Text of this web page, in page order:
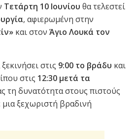
Τετάρτη 10 Ιουνίου θα τελεστεί
, αφιερωμένη στην
και στον Άγιο Λουκά τον
στις 9:00 το βράδυ και
στις 12:30 μετά τα
τη δυνατότητα στους πιστούς
ξεχωριστή βραδινή